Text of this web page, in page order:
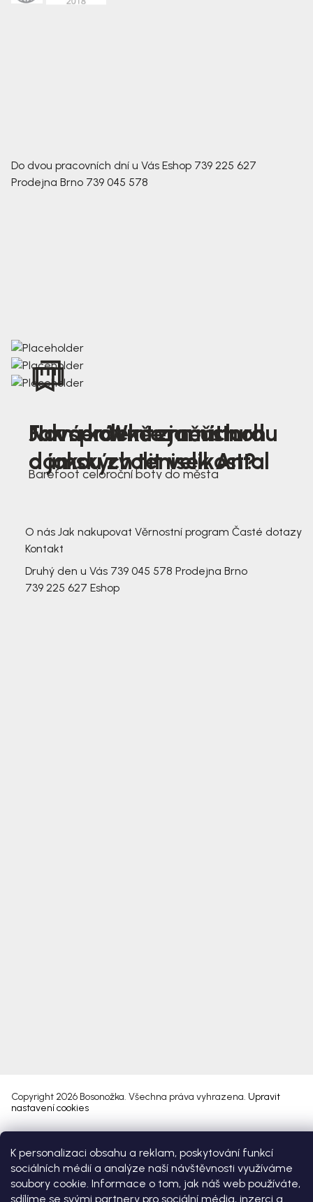
K personalizaci obsahu a reklam, poskytování funkcí
sociálních médií a analýze naší návštěvnosti využíváme
soubory cookie. Informace o tom, jak náš web používáte,
sdílíme se svými partnery pro sociální média, inzerci a
Do dvou pracovních dní u Vás Eshop 739 225 627
Prodejna Brno 739 045 578
Nová kolekce jarních
dámských tenisek Antal
Jak správně změřit nohu
a jakou zvolit velikost?
Farmer Winter mustard
Barefoot celoroční boty do města
O nás Jak nakupovat Věrnostní program Časté dotazy
Kontakt
Druhý den u Vás 739 045 578 Prodejna Brno
739 225 627 Eshop
Copyright 2026 Bosonožka. Všechna práva vyhrazena. Upravit
nastavení cookies